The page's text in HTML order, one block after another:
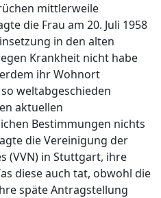
mittlerweile
die Frau am 20. Juli 1958
in den alten
Krankheit nicht habe
ihr Wohnort
weltabgeschieden
aktuellen
Bestimmungen nichts
die Vereinigung der
(VVN) in Stuttgart, ihre
diese auch tat, obwohl die
späte Antragstellung